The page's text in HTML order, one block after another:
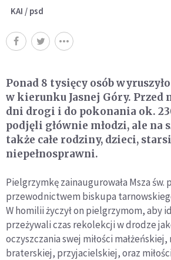
KAI / psd
Ponad 8 tysięcy osób
w kierunku Jasnej Góry. Przed
dni drogi i do pokonania ok.
podjęli głównie młodzi, ale na
także całe rodziny, dzieci,
niepełnosprawni.
Pielgrzymkę zainaugurowała Msza św.
przewodnictwem biskupa
W homilii życzył on pielgrzymom, aby
przeżywali czas rekolekcji w drodze
oczyszczania swej miłości
braterskiej, przyjacielskiej, oraz